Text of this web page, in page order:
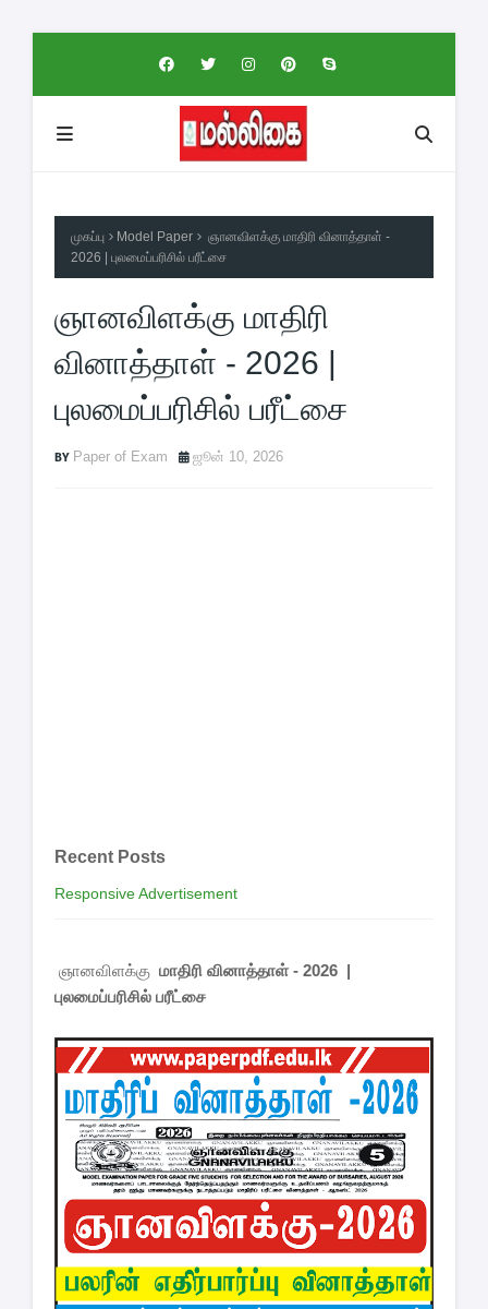
முகப்பு Model Paper
ஞானவிளக்கு மாதிரி வினாத்தாள் -
2026 | புலமைப்பரிசில் பரீட்சை
ஞானவிளக்கு மாதிரி
வினாத்தாள் - 2026 |
புலமைப்பரிசில் பரீட்சை
Paper of Exam ஜூன் 10, 2026
Recent Posts
Responsive Advertisement
ஞானவிளக்கு மாதிரி வினாத்தாள் - 2026 |
புலமைப்பரிசில் பரீட்சை